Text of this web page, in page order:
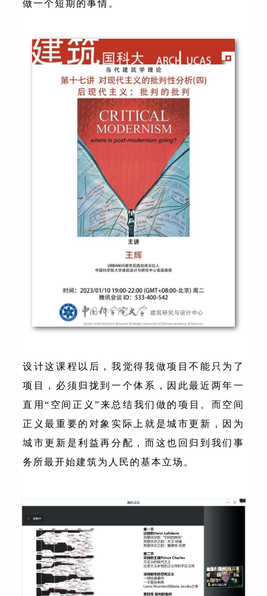
做一个短期的事情。
设计这课程以后，我觉得我做项目不能只为了
项目，必须归拢到一个体系，因此最近两年一
直用“空间正义”来总结我们做的项目。而空间
正义最重要的对象实际上就是城市更新，因为
城市更新是利益再分配，而这也回归到我们事
务所最开始建筑为人民的基本立场。